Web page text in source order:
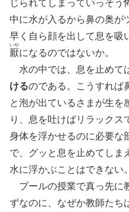
じられてしまっていっそう
中に水が入るから鼻の奥が
早く自ら顔を出して息を
厭
いや
になるのではないか。
水の中では、息を止めて
けるのである。こうすれば
と泡が出ているさまが生を
り、息を吐けばリラックス
身体を浮かせるのに必要な
で、グッと息を止めてしま
水に浮かぶことはできない。
プールの授業で真っ先に
ずなのに、なぜか教師たち